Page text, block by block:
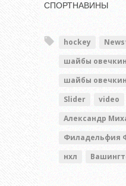
СПОРТНАВИНЫ
hockey
шайбы
шайбы
Slider
video
Александр
Филадельфия
нхл